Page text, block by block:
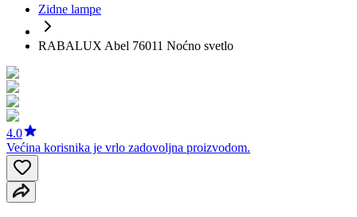
Zidne lampe
RABALUX Abel 76011 Noćno svetlo
4.0
Većina korisnika je vrlo zadovoljna proizvodom.